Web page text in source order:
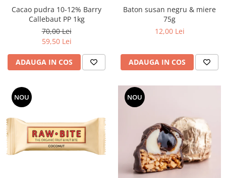
Cacao pudra 10-12% Barry
Callebaut PP 1kg
70,00 Lei
59,50 Lei
ADAUGA IN COS
Baton susan negru & miere
75g
12,00 Lei
ADAUGA IN COS
NOU NOU